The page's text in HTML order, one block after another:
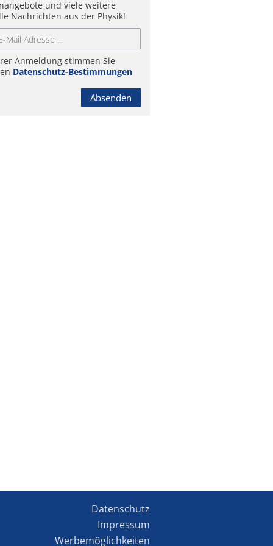
und viele weitere
Nachrichten aus der Physik!
Anmeldung stimmen Sie
Datenschutz-Bestimmungen
Absenden
Datenschutz
Impressum
Werbemöglichkeiten